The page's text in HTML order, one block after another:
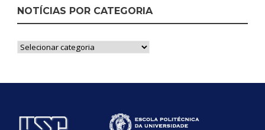
NOTÍCIAS POR CATEGORIA
Notícias